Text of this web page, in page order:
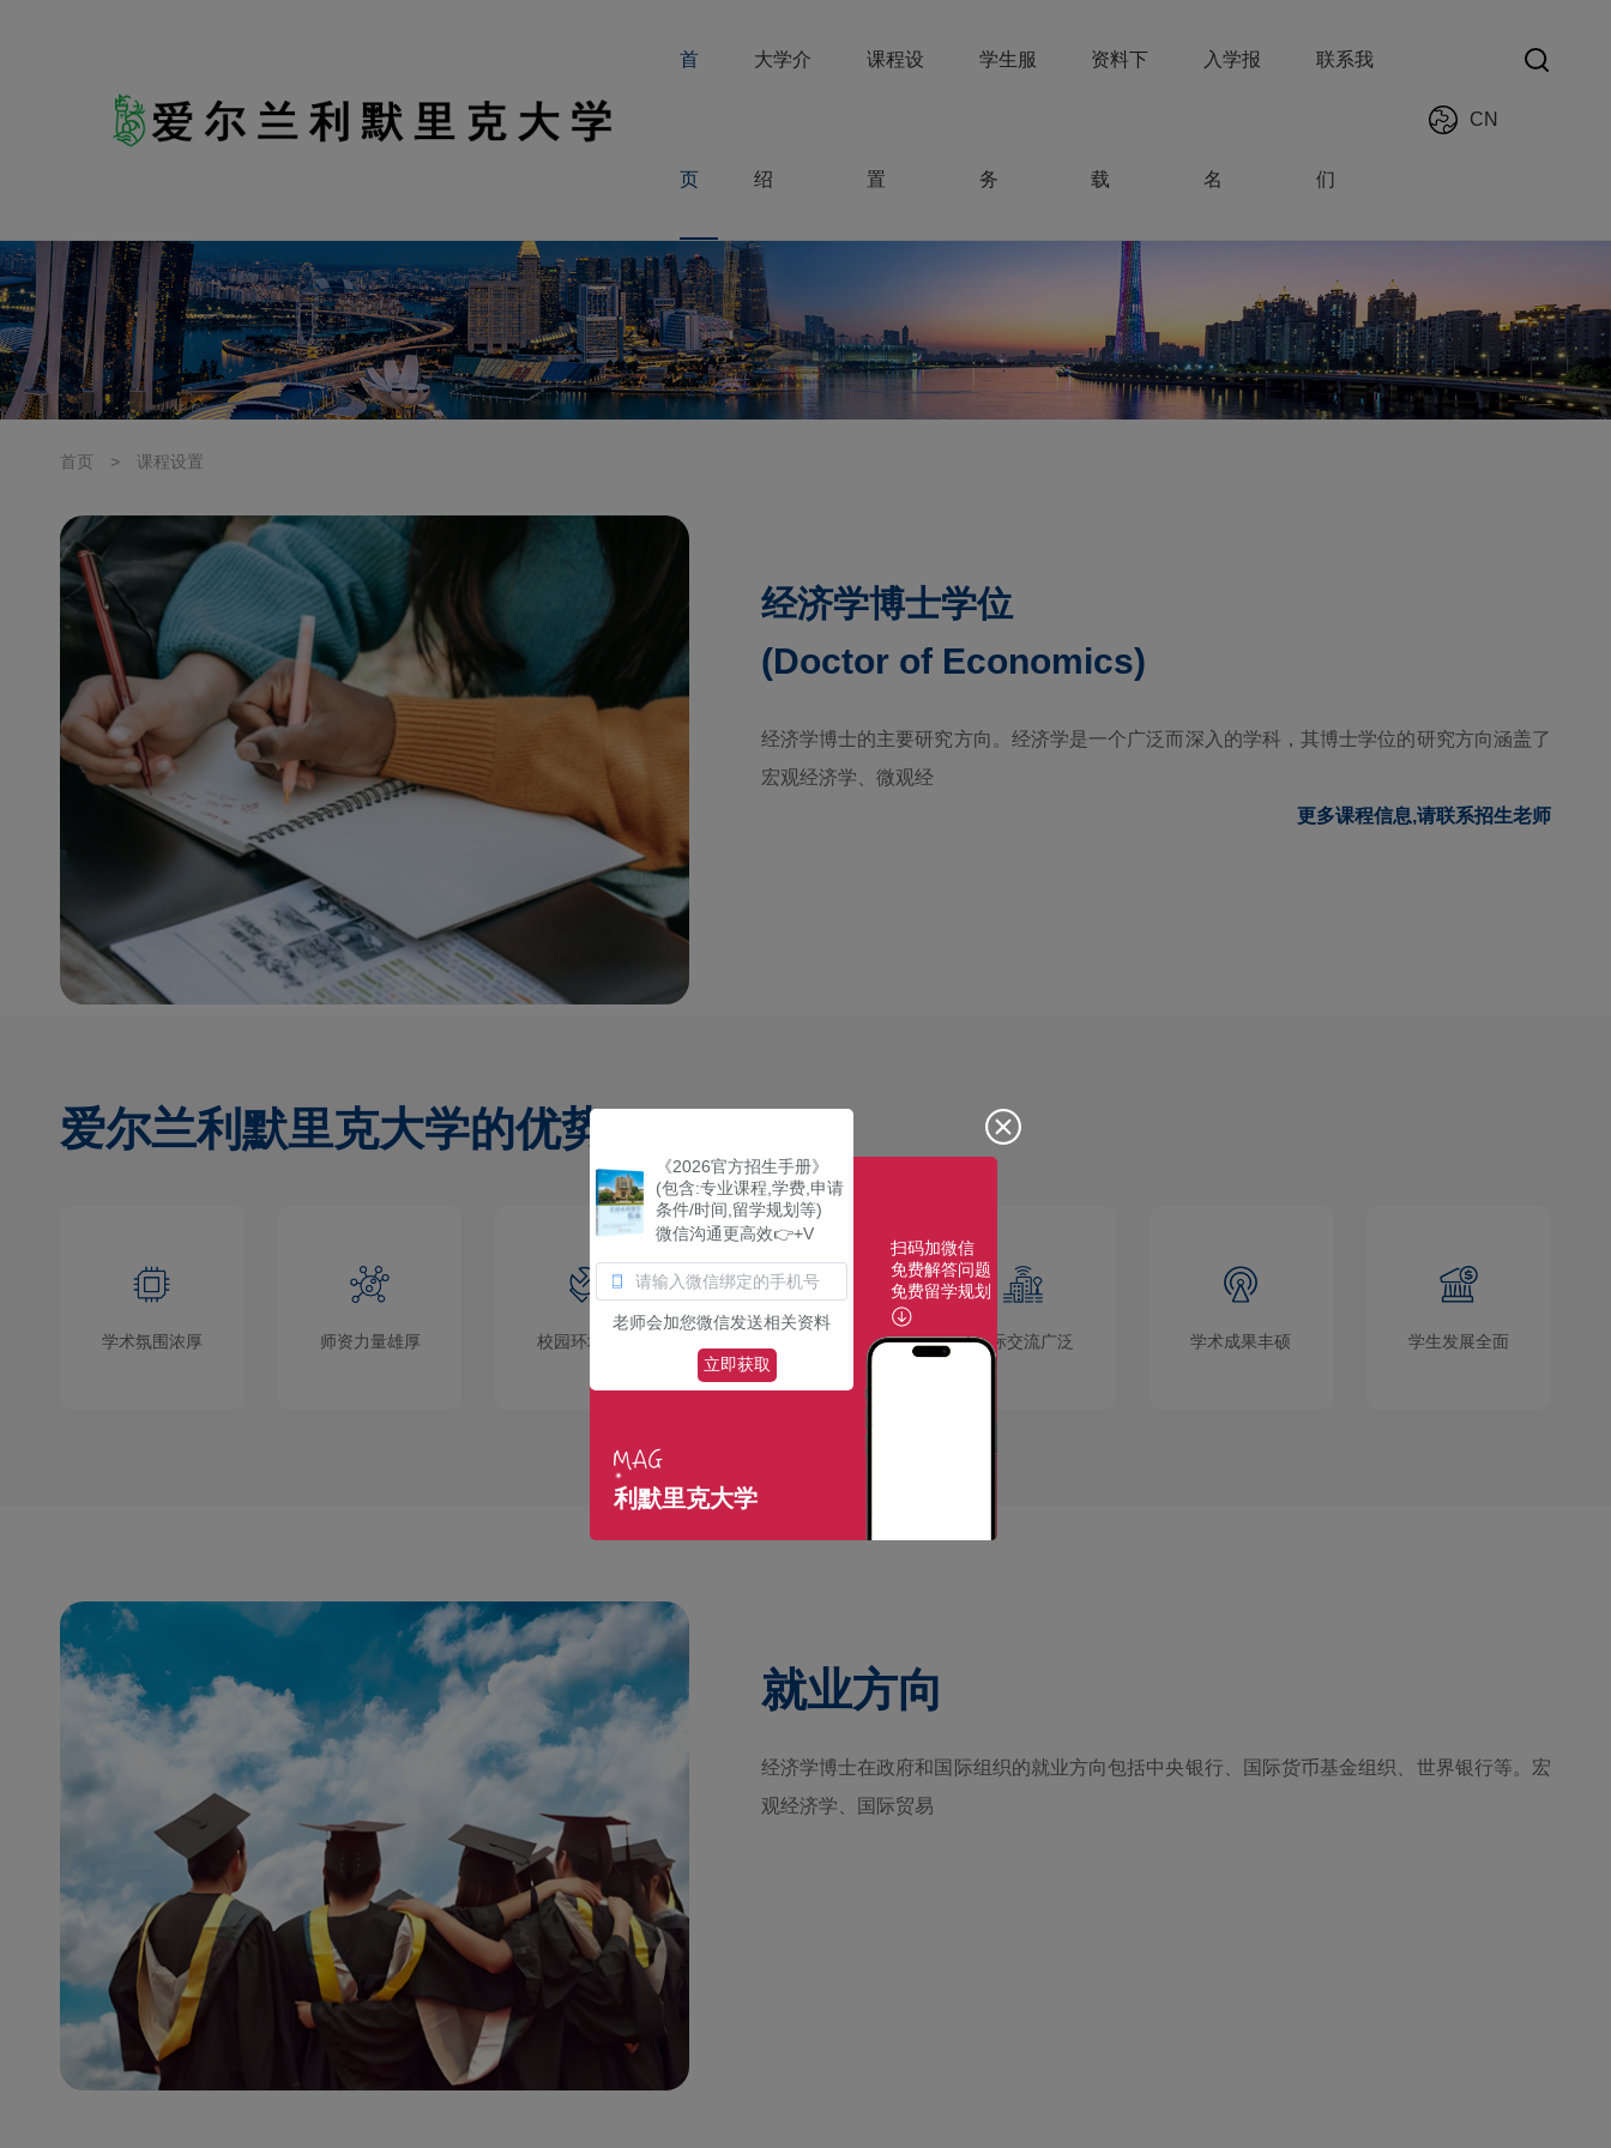
首
页
大学介
绍
课程设
置
学生服
务
资料下
载
入学报
名
联系我
们
CN
首页 > 课程设置
经济学博士学位
(Doctor of Economics)
经济学博士的主要研究方向。经济学是一个广泛而深入的学科，其博士学位的研究方向涵盖了
宏观经济学、微观经
更多课程信息,请联系招生老师
爱尔兰利默里克大学的优势
学术氛围浓厚 师资力量雄厚 校园环境优美 国际交流广泛 学术成果丰硕 学生发展全面
就业方向
经济学博士在政府和国际组织的就业方向包括中央银行、国际货币基金组织、世界银行等。宏
观经济学、国际贸易
《2026官方招生手册》
(包含:专业课程,学费,申请
条件/时间,留学规划等)
微信沟通更高效👉+V
老师会加您微信发送相关资料
立即获取
利默里克大学
扫码加微信
免费解答问题
免费留学规划